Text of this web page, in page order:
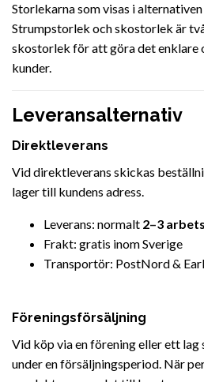
Storlekarna som visas i
Strumpstorlek och skostorlek är
skostorlek för att göra det enklare
kunder.
Leveransalternativ
Direktleverans
Vid direktleverans skickas
lager till kundens adress.
Leverans: normalt 2–3
Frakt: gratis inom Sverige
Transportör: PostNord &
Föreningsförsäljning
Vid köp via en förening eller ett lag
under en försäljningsperiod. När